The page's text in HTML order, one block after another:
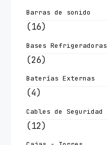
Barras de sonido
(16)
Bases Refrigeradoras
(26)
Baterías Externas
(4)
Cables de Seguridad
(12)